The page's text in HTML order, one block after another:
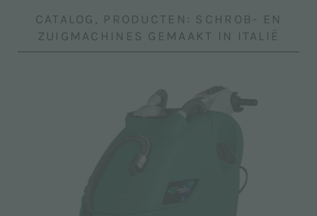
CATALOG, PRODUCTEN: SCHROB- EN
ZUIGMACHINES GEMAAKT IN ITALIË